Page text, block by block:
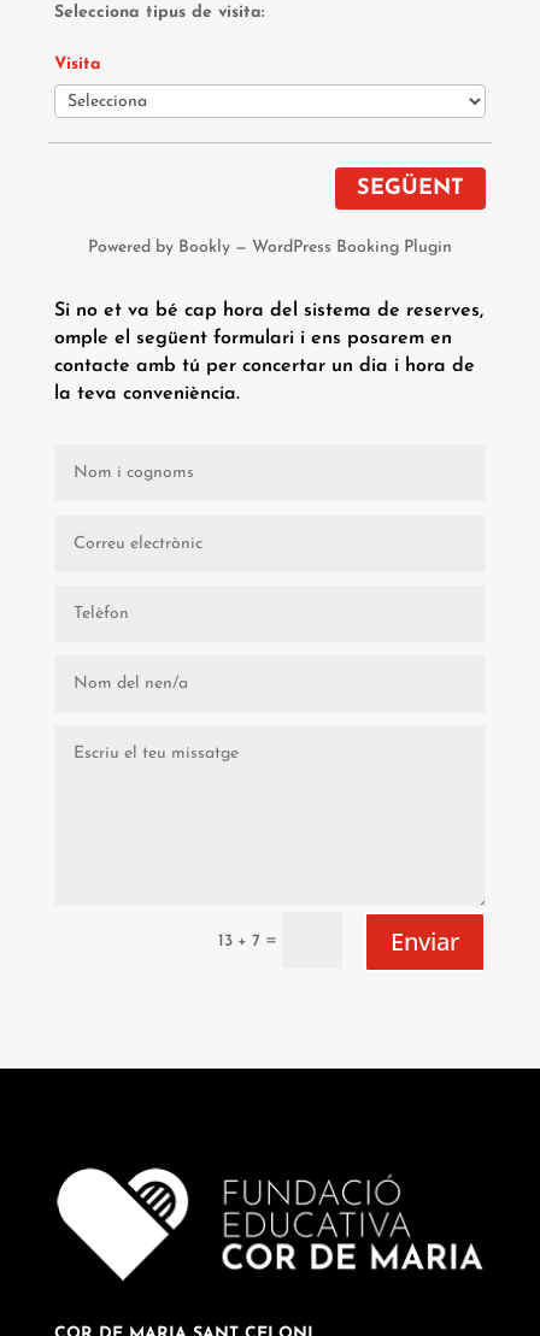
Selecciona tipus de visita:
Visita
SEGÜENT
Powered by Bookly— WordPress Booking Plugin
Si no et va bé cap hora del sistema de reserves,
omple el següent formulari i ens posarem en
contacte amb tú per concertar un dia i hora de
la teva conveniència.
13 + 7 = Enviar